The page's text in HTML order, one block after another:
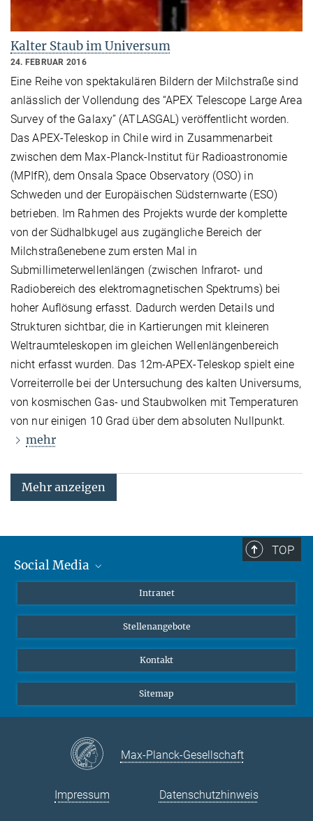
Kalter Staub im Universum
24. FEBRUAR 2016
Eine Reihe von spektakulären Bildern der Milchstraße sind
anlässlich der Vollendung des “APEX Telescope Large Area
Survey of the Galaxy” (ATLASGAL) veröffentlicht worden.
Das APEX-Teleskop in Chile wird in Zusammenarbeit
zwischen dem Max-Planck-Institut für Radioastronomie
(MPIfR), dem Onsala Space Observatory (OSO) in
Schweden und der Europäischen Südsternwarte (ESO)
betrieben. Im Rahmen des Projekts wurde der komplette
von der Südhalbkugel aus zugängliche Bereich der
Milchstraßenebene zum ersten Mal in
Submillimeterwellenlängen (zwischen Infrarot- und
Radiobereich des elektromagnetischen Spektrums) bei
hoher Auflösung erfasst. Dadurch werden Details und
Strukturen sichtbar, die in Kartierungen mit kleineren
Weltraumteleskopen im gleichen Wellenlängenbereich
nicht erfasst wurden. Das 12m-APEX-Teleskop spielt eine
Vorreiterrolle bei der Untersuchung des kalten Universums,
von kosmischen Gas- und Staubwolken mit Temperaturen
von nur einigen 10 Grad über dem absoluten Nullpunkt.
mehr
Mehr anzeigen
TOP
Social Media
Instagram
LinkedIn
Intranet
Stellenangebote
Kontakt
Sitemap
Max-Planck-Gesellschaft
Impressum Datenschutzhinweis